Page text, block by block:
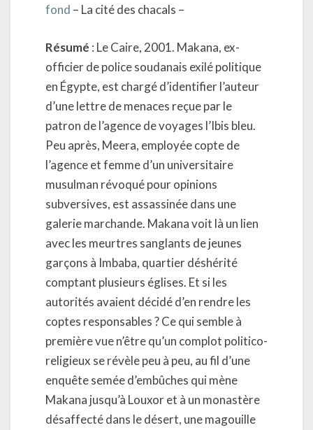
fond – La cité des chacals –
Résumé : Le Caire, 2001. Makana, ex-
officier de police soudanais exilé politique
en Égypte, est chargé d’identifier l’auteur
d’une lettre de menaces reçue par le
patron de l’agence de voyages l’Ibis bleu.
Peu après, Meera, employée copte de
l’agence et femme d’un universitaire
musulman révoqué pour opinions
subversives, est assassinée dans une
galerie marchande. Makana voit là un lien
avec les meurtres sanglants de jeunes
garçons à Imbaba, quartier déshérité
comptant plusieurs églises. Et si les
autorités avaient décidé d’en rendre les
coptes responsables ? Ce qui semble à
première vue n’être qu’un complot politico-
religieux se révèle peu à peu, au fil d’une
enquête semée d’embûches qui mène
Makana jusqu’à Louxor et à un monastère
désaffecté dans le désert, une magouille